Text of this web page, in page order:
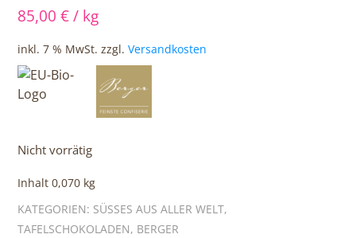
85,00 €/ kg
inkl. 7 % MwSt. zzgl. Versandkosten
Nicht vorrätig
Inhalt 0,070 kg
KATEGORIEN: SÜSSES AUS ALLER WELT ,
TAFELSCHOKOLADEN, BERGER